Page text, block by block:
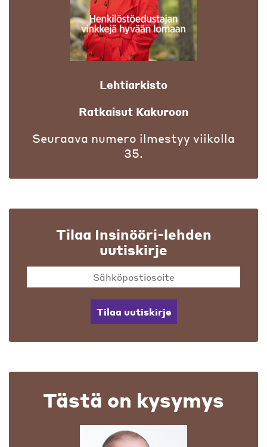
Lehtiarkisto
Ratkaisut Kakuroon
Seuraava numero ilmestyy viikolla
35.
Tilaa Insinööri-lehden
uutiskirje
Tilaa uutiskirje
Tästä on kysymys